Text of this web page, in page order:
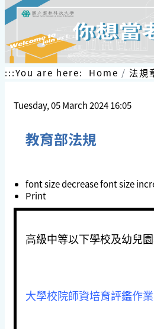
:::You are here: Home 法規
Tuesday, 05 March 2024 16:05
教育部法規
font sizedecrease font size
Print
高級中等以下學校及幼兒
大學校院師資培育評鑑作